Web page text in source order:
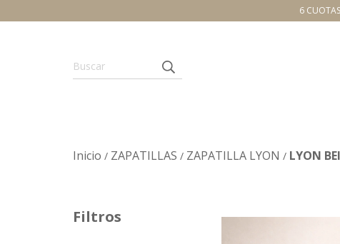
6
Inicio / ZAPATILLAS / ZAPATILLA LYON / LYON
Filtros